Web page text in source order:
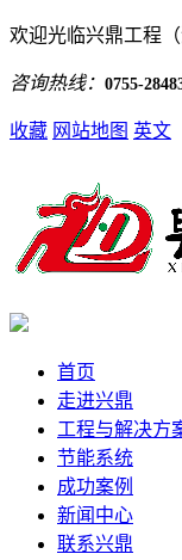
欢迎光临兴鼎工程
咨询热线： 0755-
收藏 网站地图 英文
首页
走进兴鼎
工程与解决方
节能系统
成功案例
新闻中心
联系兴鼎